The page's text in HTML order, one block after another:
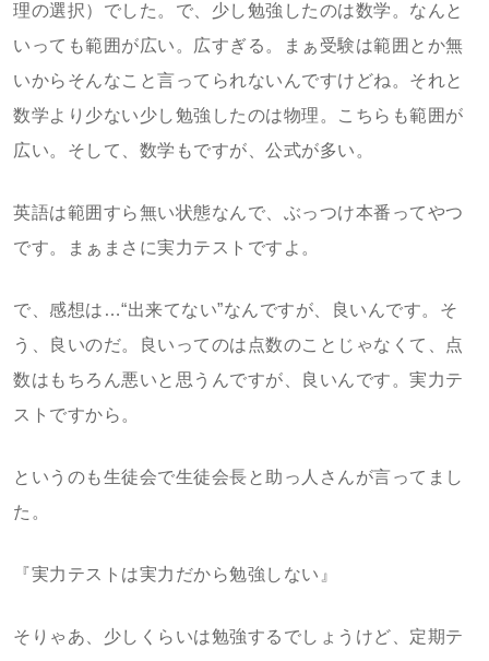
理の選択）でした。で、少し勉強したのは数学。なんと
いっても範囲が広い。広すぎる。まぁ受験は範囲とか無
いからそんなこと言ってられないんですけどね。それと
数学より少ない少し勉強したのは物理。こちらも範囲が
広い。そして、数学もですが、公式が多い。
英語は範囲すら無い状態なんで、ぶっつけ本番ってやつ
です。まぁまさに実力テストですよ。
で、感想は…“出来てない”なんですが、良いんです。そ
う、良いのだ。良いってのは点数のことじゃなくて、点
数はもちろん悪いと思うんですが、良いんです。実力テ
ストですから。
というのも生徒会で生徒会長と助っ人さんが言ってまし
た。
『実力テストは実力だから勉強しない』
そりゃあ、少しくらいは勉強するでしょうけど、定期テ